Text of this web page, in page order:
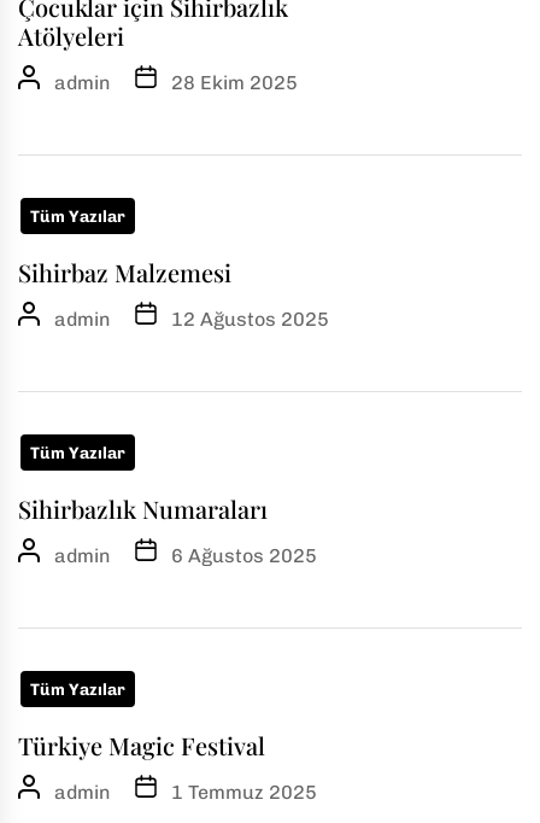
Çocuklar için Sihirbazlık
Atölyeleri
admin 28 Ekim 2025
Tüm Yazılar
Sihirbaz Malzemesi
admin 12 Ağustos 2025
Tüm Yazılar
Sihirbazlık Numaraları
admin 6 Ağustos 2025
Tüm Yazılar
Türkiye Magic Festival
admin 1 Temmuz 2025